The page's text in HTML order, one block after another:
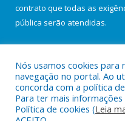
contrato que todas as
pública serão atendidas.
Todos os direitos
Nós usamos cookies para
navegação no portal. Ao
concorda com a política
Para ter mais
Política de cookies (Leia